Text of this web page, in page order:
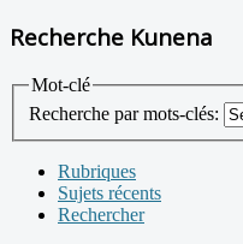
Recherche Kunena
Mot-clé
Recherche par mots-clés:
Rubriques
Sujets récents
Rechercher